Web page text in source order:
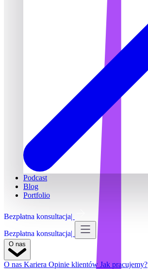
Podcast
Blog
Portfolio
Bezpłatna konsultacja
Bezpłatna konsultacja
O nas Kariera Opinie klientów Jak pracujemy?